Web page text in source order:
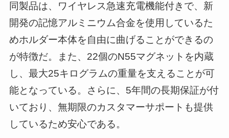
同製品は、ワイヤレス急速充電機能付きで、新
開発の記憶アルミニウム合金を使用しているた
めホルダー本体を自由に曲げることができるの
が特徴だ。また、22個のN55マグネットを内蔵
し、最大25キログラムの重量を支えることが可
能となっている。さらに、5年間の長期保証が付
いており、無期限のカスタマーサポートも提供
しているため安心である。